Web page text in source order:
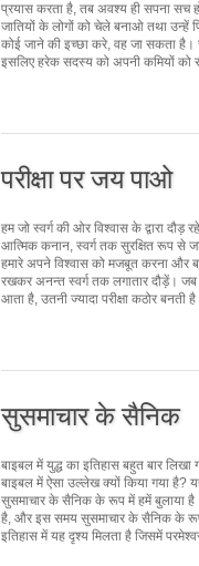
प्रयास करता है, तब अवश्य ही सपना सच
जातियों के लोगों को चेले बनाओ तथा उन्हें
कोई जाने की इच्छा करे, वह जा सकता है।
इसलिए हरेक सदस्य को अपनी कमियों को
परीक्षा पर जय पाओ
हम जो स्वर्ग की ओर विश्वास के द्वारा दौड़
आत्मिक कनान, स्वर्ग तक सुरक्षित रूप से
हमारे अपने विश्वास को मजबूत करना और
रखकर अनन्त स्वर्ग तक लगातार दौड़ें। जब
आता है, उतनी ज्यादा परीक्षा कठोर
सुसमाचार के सैनिक
बाइबल में युद्ध का इतिहास बहुत बार लिखा
बाइबल में ऐसा उल्लेख क्यों किया गया है?
सुसमाचार के सैनिक के रूप में हमें बुलाया
है, और इस समय सुसमाचार के सैनिक के
इतिहास में यह दृश्य मिलता है जिसमें